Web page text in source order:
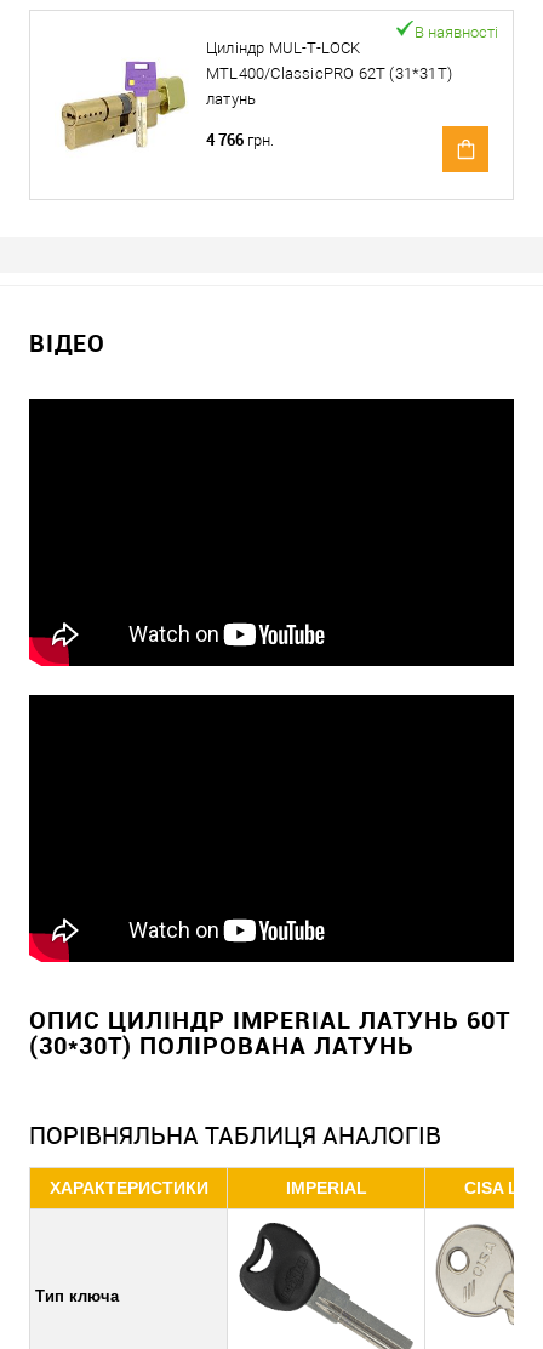
Циліндр MUL-T-LOCK
MTL400/ClassicPRO 62T (31*31T)
латунь
В наявності
4 766 грн.
ВІДЕО
ОПИС ЦИЛІНДР IMPERIAL ЛАТУНЬ 60T
(30*30T) ПОЛІРОВАНА ЛАТУНЬ
ПОРІВНЯЛЬНА ТАБЛИЦЯ АНАЛОГІВ
ХАРАКТЕРИСТИКИ IMPERIAL CISA LL
Тип ключа